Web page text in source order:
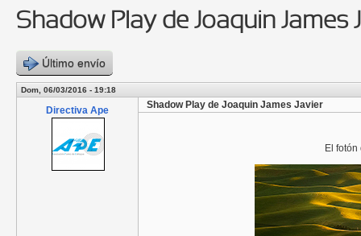
Shadow Play de Joaquin James
Último envío
Dom, 06/03/2016 - 19:18
Directiva Ape Shadow Play de Joaquin James Javier
El